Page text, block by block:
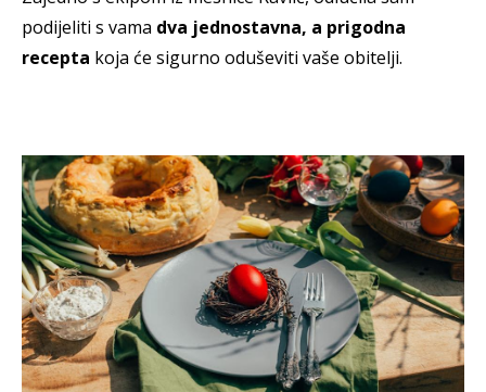
podijeliti s vama dva jednostavna, a prigodna
recepta koja će sigurno oduševiti vaše obitelji.